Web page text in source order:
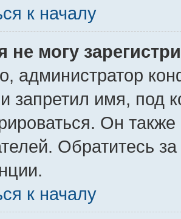
к началу
не могу
администратор
запретил имя, под
Он
Обратитесь
к началу